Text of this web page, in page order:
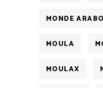
MONDE
MOULA
MOULAX